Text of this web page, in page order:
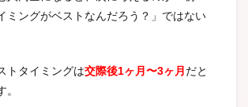
ミングがベストなんだろう？」ではない
トタイミングは交際後1ヶ月〜3ヶ月 だと